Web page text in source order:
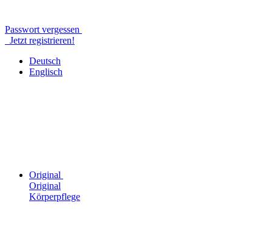
Passwort vergessen
Jetzt registrieren!
Deutsch
Englisch
Original
Original
Körperpflege